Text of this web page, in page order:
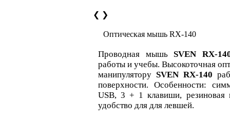
❮ ❯
Оптическая мышь RX-140
Проводная мышьSVEN RX-
работы и учебы. Высокоточная
манипулятору SVEN RX-140
поверхности. Особенности:
USB, 3 + 1 клавиши, резиновая
удобство для для левшей.